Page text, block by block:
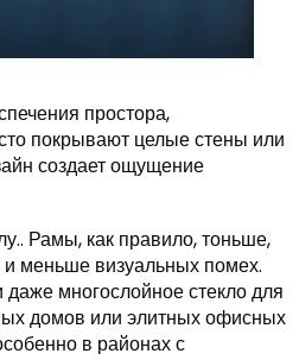
простора,
покрывают целые стены или
создает ощущение
Рамы, как правило, тоньше,
меньше визуальных помех.
многослойное стекло для
домов или элитных офисных
в районах с